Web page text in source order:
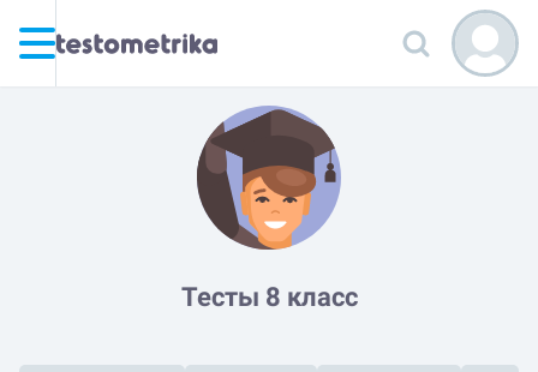
Тесты 8 класс